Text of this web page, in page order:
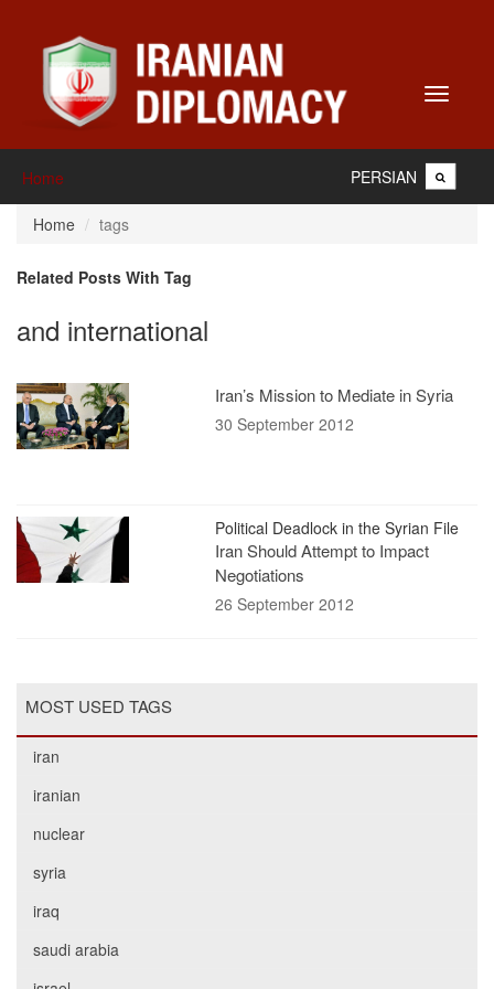
Toggle
Home PERSIAN
Home tags
Related Posts With Tag
and international
Iran’s Mission to Mediate in Syria
30 September 2012
Political Deadlock in the Syrian File
Iran Should Attempt to Impact
Negotiations
26 September 2012
MOST USED TAGS
iran
iranian
nuclear
syria
iraq
saudi arabia